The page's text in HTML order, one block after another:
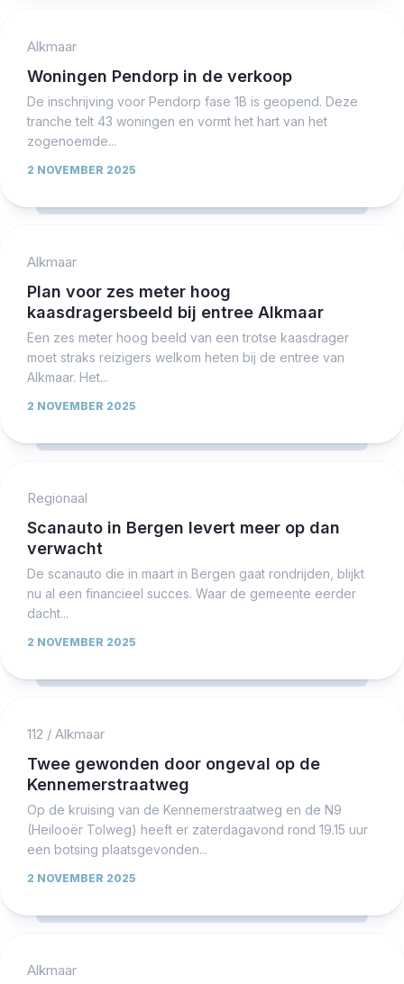
Alkmaar
Woningen Pendorp in de verkoop
De inschrijving voor Pendorp fase 1B is geopend. Deze
tranche telt 43 woningen en vormt het hart van het
zogenoemde...
2 NOVEMBER 2025
Alkmaar
Plan voor zes meter hoog
kaasdragersbeeld bij entree Alkmaar
Een zes meter hoog beeld van een trotse kaasdrager
moet straks reizigers welkom heten bij de entree van
Alkmaar. Het...
2 NOVEMBER 2025
Regionaal
Scanauto in Bergen levert meer op dan
verwacht
De scanauto die in maart in Bergen gaat rondrijden, blijkt
nu al een financieel succes. Waar de gemeente eerder
dacht...
2 NOVEMBER 2025
112 / Alkmaar
Twee gewonden door ongeval op de
Kennemerstraatweg
Op de kruising van de Kennemerstraatweg en de N9
(Heilooër Tolweg) heeft er zaterdagavond rond 19.15 uur
een botsing plaatsgevonden...
2 NOVEMBER 2025
Alkmaar